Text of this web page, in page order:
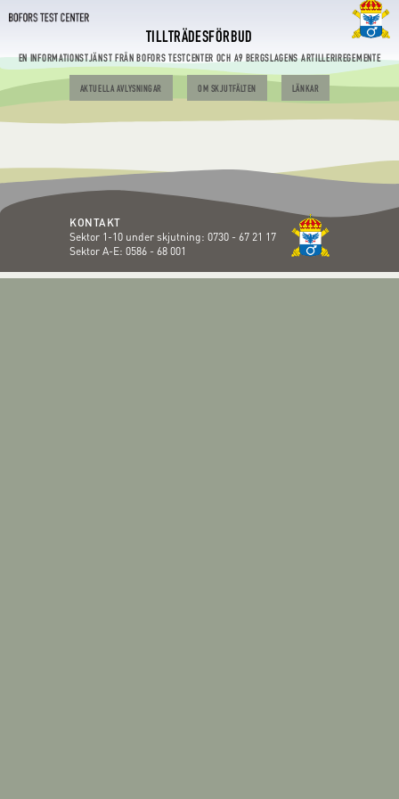
TILLTRÄDESFÖRBUD
EN INFORMATIONSTJÄNST FRÅN BOFORS TESTCENTER OCH A9 BERGSLAGENS ARTILLERIREGEMENTE
AKTUELLA AVLYSNINGAR OM SKJUTFÄLTEN LÄNKAR
KONTAKT
Sektor 1-10 under skjutning: 0730 - 67 21 17
Sektor A-E: 0586 - 68 001